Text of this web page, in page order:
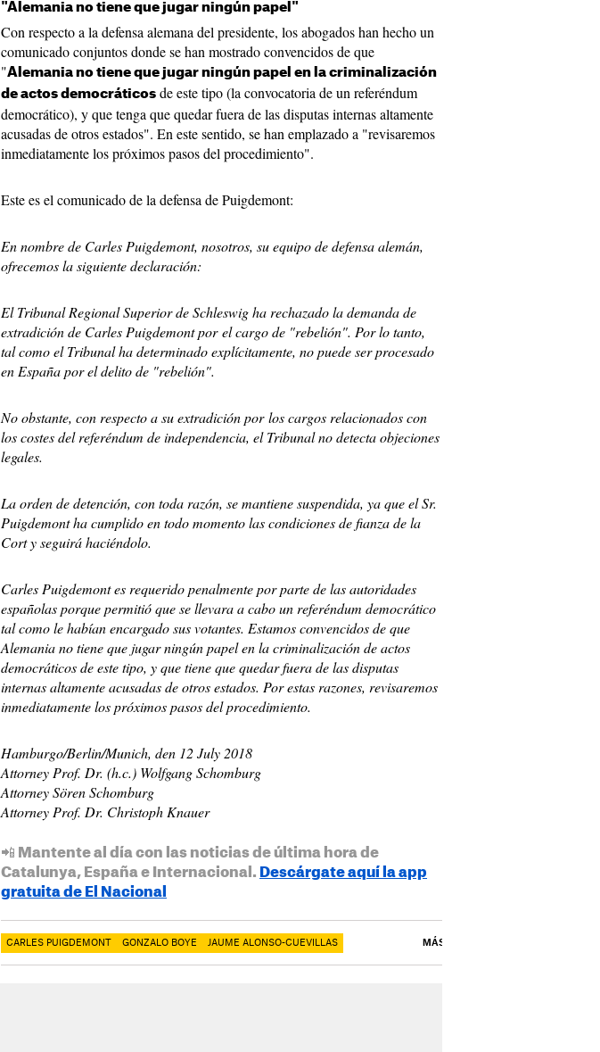
"Alemania no tiene que jugar ningún papel"
Con respecto a la defensa alemana del presidente, los abogados han hecho un
comunicado conjuntos donde se han mostrado convencidos de que
"Alemania no tiene que jugar ningún papel en la criminalización
de actos democráticos de este tipo (la convocatoria de un referéndum
democrático), y que tenga que quedar fuera de las disputas internas altamente
acusadas de otros estados". En este sentido, se han emplazado a "revisaremos
inmediatamente los próximos pasos del procedimiento".
Este es el comunicado de la defensa de Puigdemont:
En nombre de Carles Puigdemont, nosotros, su equipo de defensa alemán,
ofrecemos la siguiente declaración:
El Tribunal Regional Superior de Schleswig ha rechazado la demanda de
extradición de Carles Puigdemont por el cargo de "rebelión". Por lo tanto,
tal como el Tribunal ha determinado explícitamente, no puede ser procesado
en España por el delito de "rebelión".
No obstante, con respecto a su extradición por los cargos relacionados con
los costes del referéndum de independencia, el Tribunal no detecta objeciones
legales.
La orden de detención, con toda razón, se mantiene suspendida, ya que el Sr.
Puigdemont ha cumplido en todo momento las condiciones de fianza de la
Cort y seguirá haciéndolo.
Carles Puigdemont es requerido penalmente por parte de las autoridades
españolas porque permitió que se llevara a cabo un referéndum democrático
tal como le habían encargado sus votantes. Estamos convencidos de que
Alemania no tiene que jugar ningún papel en la criminalización de actos
democráticos de este tipo, y que tiene que quedar fuera de las disputas
internas altamente acusadas de otros estados. Por estas razones, revisaremos
inmediatamente los próximos pasos del procedimiento.
Hamburgo/Berlin/Munich, den 12 July 2018
Attorney Prof. Dr. (h.c.) Wolfgang Schomburg
Attorney Sören Schomburg
Attorney Prof. Dr. Christoph Knauer
📲 Mantente al día con las noticias de última hora de
Catalunya, España e Internacional. Descárgate aquí la app
gratuita de El Nacional
CARLES PUIGDEMONT GONZALO BOYE JAUME ALONSO-CUEVILLAS MÁS